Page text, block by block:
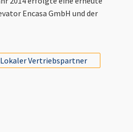
Encasa GmbH und der
Lokaler Vertriebspartner